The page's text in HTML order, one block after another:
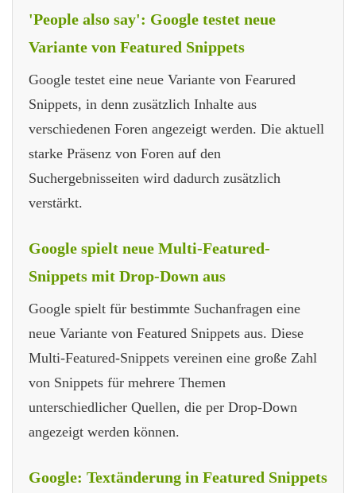
'People also say': Google testet neue
Variante von Featured Snippets
Google testet eine neue Variante von Fearured
Snippets, in denn zusätzlich Inhalte aus
verschiedenen Foren angezeigt werden. Die aktuell
starke Präsenz von Foren auf den
Suchergebnisseiten wird dadurch zusätzlich
verstärkt.
Google spielt neue Multi-Featured-
Snippets mit Drop-Down aus
Google spielt für bestimmte Suchanfragen eine
neue Variante von Featured Snippets aus. Diese
Multi-Featured-Snippets vereinen eine große Zahl
von Snippets für mehrere Themen
unterschiedlicher Quellen, die per Drop-Down
angezeigt werden können.
Google: Textänderung in Featured Snippets